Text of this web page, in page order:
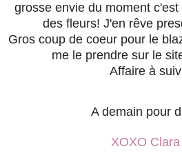
grosse envie du moment
des fleurs! J'en rêve
Gros coup de coeur pour le
me le prendre sur le
Affaire à
A demain pour
XOXO Clara